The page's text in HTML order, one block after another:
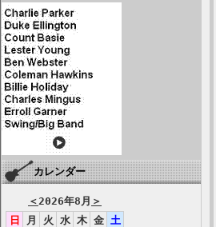
カレンダー
＜2026年8月 ＞
日
月 火 水 木 金 土